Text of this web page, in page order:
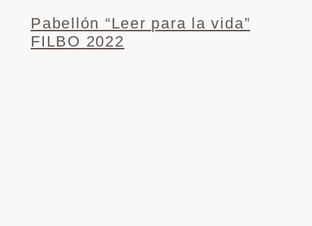
Pabellón “Leer para la vida”
FILBO 2022